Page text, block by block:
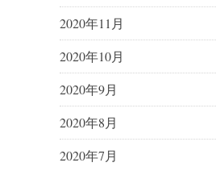
2020年11月
2020年10月
2020年9月
2020年8月
2020年7月